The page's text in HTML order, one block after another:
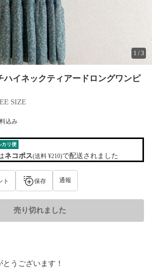
1 /3
ハイネックティアードロングワンピ
SIZE
込み
カリ便
ネコポス(送料 ¥210)で配送されました
ト 保存 通報
売り切れました
うございます！